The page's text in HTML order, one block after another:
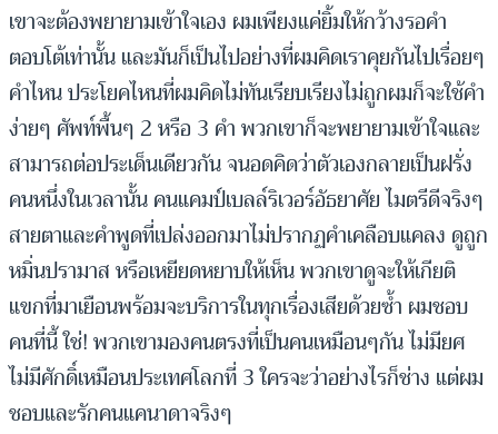
เขาจะต้องพยายามเข้าใจเอง ผมเพียงแค่ยิ้มให้กว้างรอคำ
ตอบโต้เท่านั้น และมันก็เป็นไปอย่างที่ผมคิดเราคุยกันไปเรื่อยๆ
คำไหน ประโยคไหนที่ผมคิดไม่ทันเรียบเรียงไม่ถูกผมก็จะใช้คำ
ง่ายๆ ศัพท์พื้นๆ 2 หรือ 3 คำ พวกเขาก็จะพยายามเข้าใจและ
สามารถต่อประเด็นเดียวกัน จนอดคิดว่าตัวเองกลายเป็นฝรั่ง
คนหนึ่งในเวลานั้น คนแคมป์เบลล์ริเวอร์อัธยาศัย ไมตรีดีจริงๆ
สายตาและคำพูดที่เปล่งออกมาไม่ปรากฏคำเคลือบแคลง ดูถูก
หมิ่นปรามาส หรือเหยียดหยาบให้เห็น พวกเขาดูจะให้เกียติ
แขกที่มาเยือนพร้อมจะบริการในทุกเรื่องเสียด้วยซ้ำ ผมชอบ
คนที่นี้ ใช่! พวกเขามองคนตรงที่เป็นคนเหมือนๆกัน ไม่มียศ
ไม่มีศักดิ์เหมือนประเทศโลกที่ 3 ใครจะว่าอย่างไรก็ช่าง แต่ผม
ชอบและรักคนแคนาดาจริงๆ